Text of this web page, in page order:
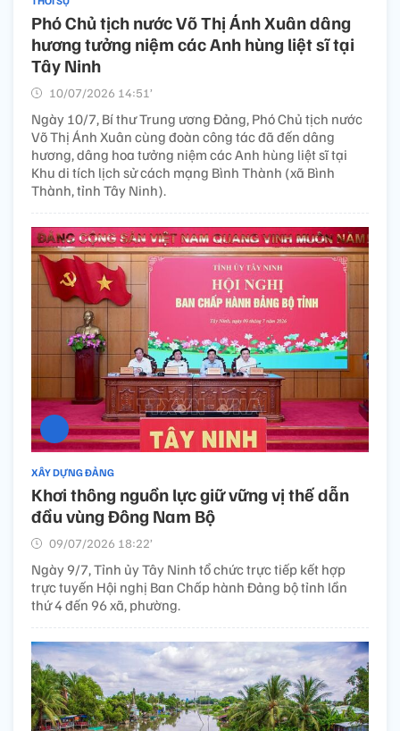
Phó Chủ tịch nước Võ Thị Ánh Xuân dâng
hương tưởng niệm các Anh hùng liệt sĩ tại
Tây Ninh​
10/07/2026 14:51’
Ngày 10/7, Bí thư Trung ương Đảng, Phó Chủ tịch nước
Võ Thị Ánh Xuân cùng đoàn công tác đã đến dâng
hương, dâng hoa tưởng niệm các Anh hùng liệt sĩ tại
Khu di tích lịch sử cách mạng Bình Thành (xã Bình
Thành, tỉnh Tây Ninh).
XÂY DỰNG ĐẢNG
Khơi thông nguồn lực giữ vững vị thế dẫn
đầu vùng Đông Nam Bộ
09/07/2026 18:22’
Ngày 9/7, Tỉnh ủy Tây Ninh tổ chức trực tiếp kết hợp
trực tuyến Hội nghị Ban Chấp hành Đảng bộ tỉnh lần
thứ 4 đến 96 xã, phường.